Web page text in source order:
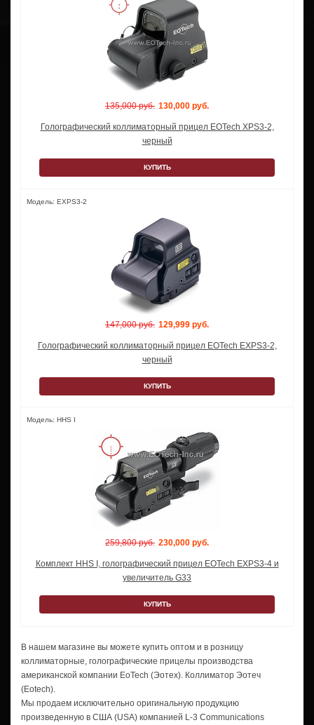
135,000 руб. 130,000 руб.
Голографический коллиматорный прицел EOTech XPS3-2,
черный
КУПИТЬ
Модель: EXPS3-2
147,000 руб. 129,999 руб.
Голографический коллиматорный прицел EOTech EXPS3-2,
черный
КУПИТЬ
Модель: HHS I
259,800 руб. 230,000 руб.
Комплект HHS I, голографический прицел EOTech EXPS3-4 и
увеличитель G33
КУПИТЬ
В нашем магазине вы можете купить оптом и в розницу
коллиматорные, голографические прицелы производства
американской компании EoTech (Эотех). Коллиматор Эотеч
(Eotech).
Мы продаем исключительно оригинальную продукцию
произведенную в США (USA) компанией L-3 Communications